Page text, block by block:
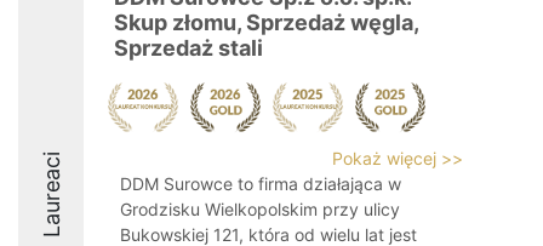
Laureaci
Skup złomu, Sprzedaż węgla,
Sprzedaż stali
Pokaż więcej >>
DDM Surowce to firma działająca w
Grodzisku Wielkopolskim przy ulicy
Bukowskiej 121, która od wielu lat jest